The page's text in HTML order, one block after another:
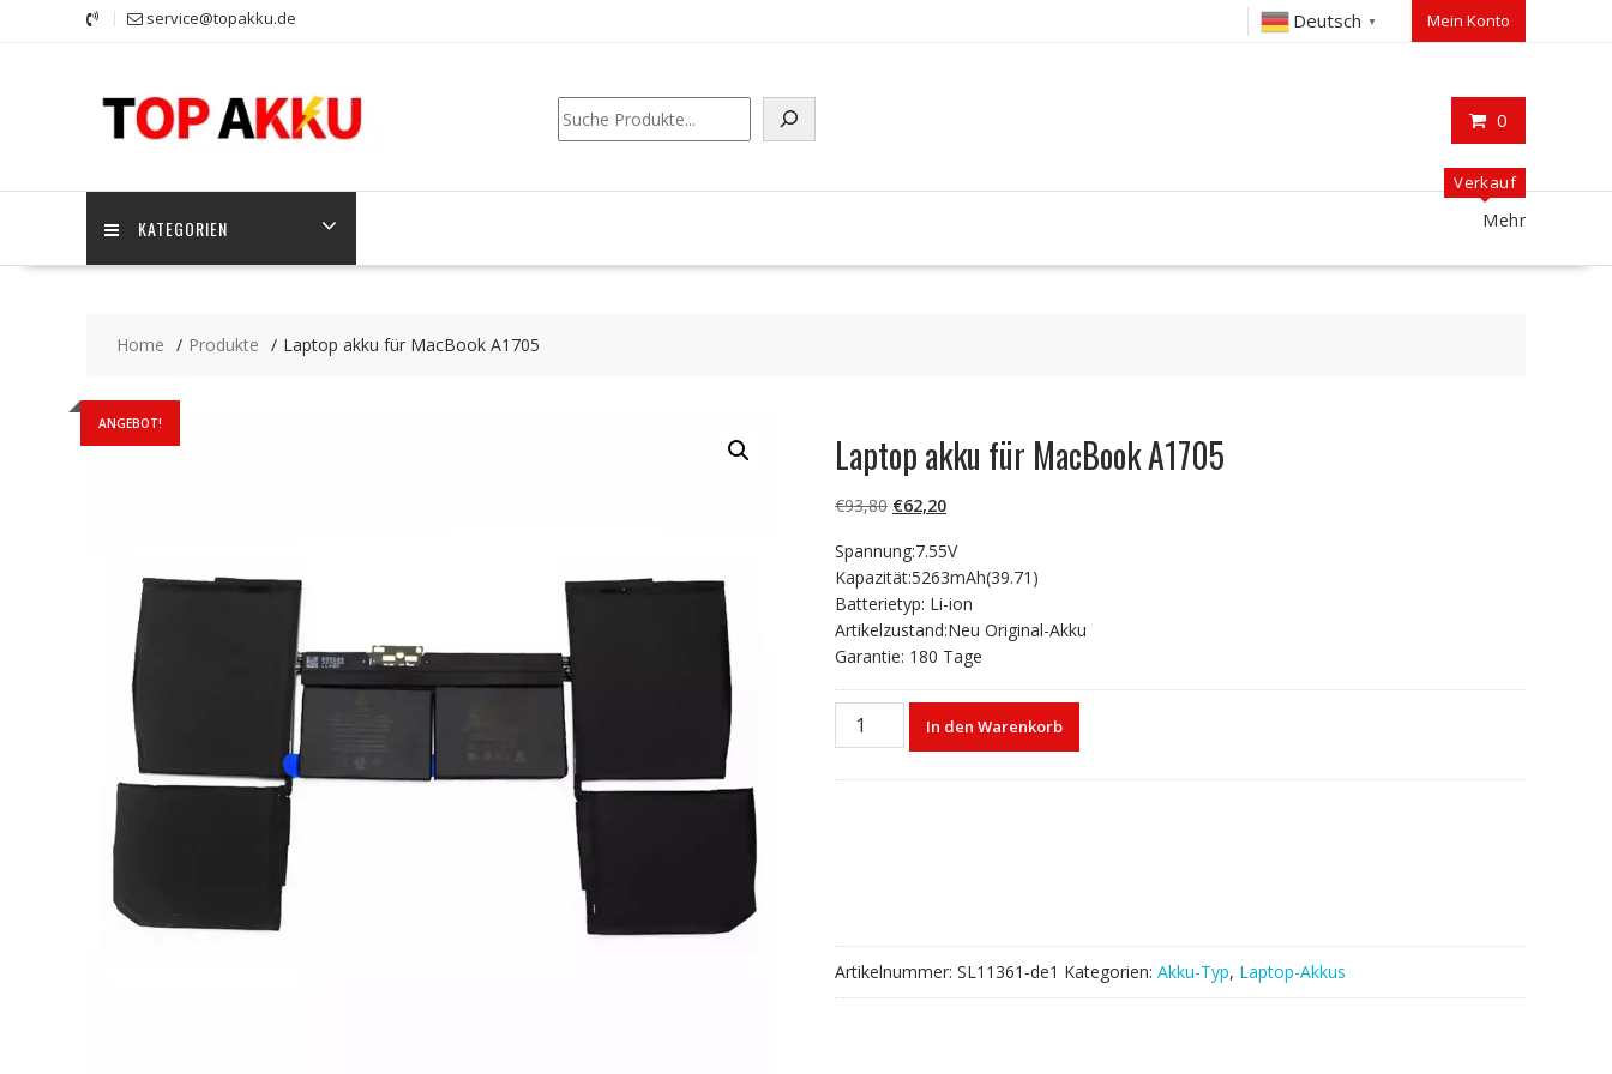
service@topakku.de Deutsch ▼ Mein Konto
0
Suchen
KATEGORIEN
Verkauf
Mehr
Home Produkte Laptop akku für MacBook A1705
ANGEBOT!
Laptop akku für MacBook A1705
€93,80 Ursprünglicher
war:
€93,80
€62,20Aktueller
ist:
€62,20.
Spannung:7.55V
Kapazität:5263mAh(39.71)
Batterietyp: Li-ion
Artikelzustand:Neu Original-Akku
Garantie: 180 Tage
Laptop
akku
In den Warenkorb
Artikelnummer: SL11361-de1 Kategorien: Akku-Typ, Laptop-Akkus